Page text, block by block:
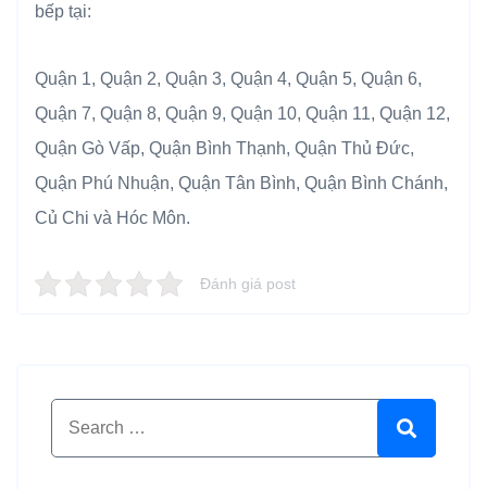
bếp tại:
Quận 1, Quận 2, Quận 3, Quận 4, Quận 5, Quận 6,
Quận 7, Quận 8, Quận 9, Quận 10, Quận 11, Quận 12,
Quận Gò Vấp, Quận Bình Thạnh, Quận Thủ Đức,
Quận Phú Nhuận, Quận Tân Bình, Quận Bình Chánh,
Củ Chi và Hóc Môn.
Đánh giá post